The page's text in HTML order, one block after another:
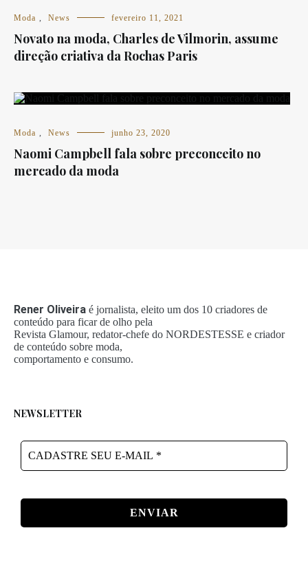
Moda , News fevereiro 11, 2021
Novato na moda, Charles de Vilmorin, assume
direção criativa da Rochas Paris
Moda , News junho 23, 2020
Naomi Campbell fala sobre preconceito no
mercado da moda
Rener Oliveira é jornalista, eleito um dos 10 criadores de
conteúdo para ficar de olho pela
Revista Glamour, redator-chefe do NORDESTESSE e criador
de conteúdo sobre moda,
comportamento e consumo.
NEWSLETTER
CADASTRE
SEU
*